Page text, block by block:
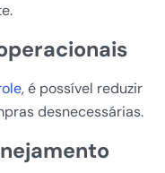
, é possível reduzir
desnecessárias.